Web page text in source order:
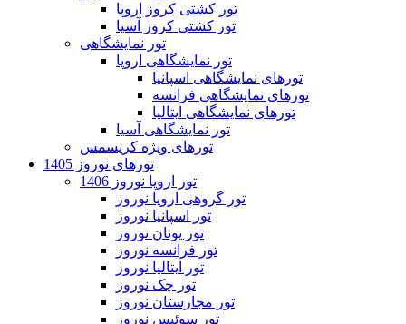
تور کشتی کروز اروپا
تور کشتی کروز آسیا
تور نمایشگاهی
تور نمایشگاهی اروپا
تورهای نمایشگاهی اسپانیا
تورهای نمایشگاهی فرانسه
تورهای نمایشگاهی ایتالیا
تور نمایشگاهی آسیا
تورهای ویژه کریسمس
تورهای نوروز 1405
تور اروپا نوروز 1406
تور گروهی اروپا نوروز
تور اسپانیا نوروز
تور یونان نوروز
تور فرانسه نوروز
تور ایتالیا نوروز
تور چک نوروز
تور مجارستان نوروز
تور سوئیس نوروز